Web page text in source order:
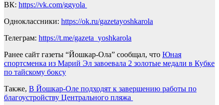
ВК: https://vk.com/ggyola
Одноклассники: https://ok.ru/gazetayoshkarola
Телеграм: https://t.me/gazeta_yoshkarola
Ранее сайт газеты “Йошкар-Ола” сообщал, что Юная
спортсменка из Марий Эл завоевала 2 золотые медали в Кубке
по тайскому боксу
Также, В Йошкар-Оле подходят к завершению работы по
благоустройству Центрального пляжа